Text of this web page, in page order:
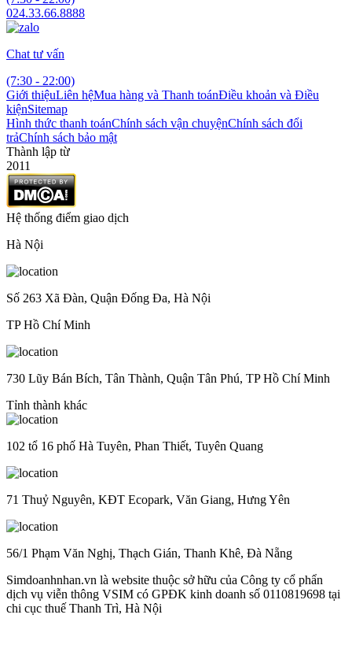
024.33.66.8888
Chat tư vấn
(7:30 - 22:00)
Giới thiệuLiên hệMua hàng và Thanh toánĐiều khoản và Điều
kiệnSitemap
Hình thức thanh toánChính sách vận chuyệnChính sách đổi
trảChính sách bảo mật
Thành lập từ
2011
Hệ thống điểm giao dịch
Hà Nội
Số 263 Xã Đàn, Quận Đống Đa, Hà Nội
TP Hồ Chí Minh
730 Lũy Bán Bích, Tân Thành, Quận Tân Phú, TP Hồ Chí Minh
Tỉnh thành khác
102 tổ 16 phố Hà Tuyên, Phan Thiết, Tuyên Quang
71 Thuỷ Nguyên, KĐT Ecopark, Văn Giang, Hưng Yên
56/1 Phạm Văn Nghị, Thạch Gián, Thanh Khê, Đà Nẵng
Simdoanhnhan.vn là website thuộc sở hữu của Công ty cổ phẩn
dịch vụ viễn thông VSIM có GPĐK kinh doanh số 0110819698 tại
chi cục thuế Thanh Trì, Hà Nội